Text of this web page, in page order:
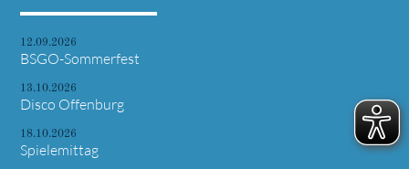
12.09.2026
BSGO-Sommerfest
13.10.2026
Disco Offenburg
18.10.2026
Spielemittag